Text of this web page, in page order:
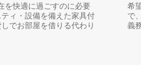
を快適に過ごすのに必要
ィ・設備を備えた家具付
でお部屋を借りる代わり
希
で
義